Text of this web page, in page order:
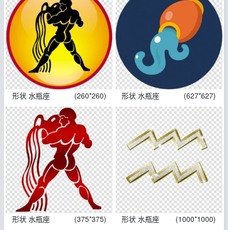
形状 水瓶座 (260*260) 形状 水瓶座 (627*627)
形状 水瓶座 (375*375) 形状 水瓶座 (1000*1000)